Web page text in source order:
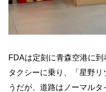
FDAは定刻に青森空港に
タクシーに乗り、「星野
うだが、道路はノーマル